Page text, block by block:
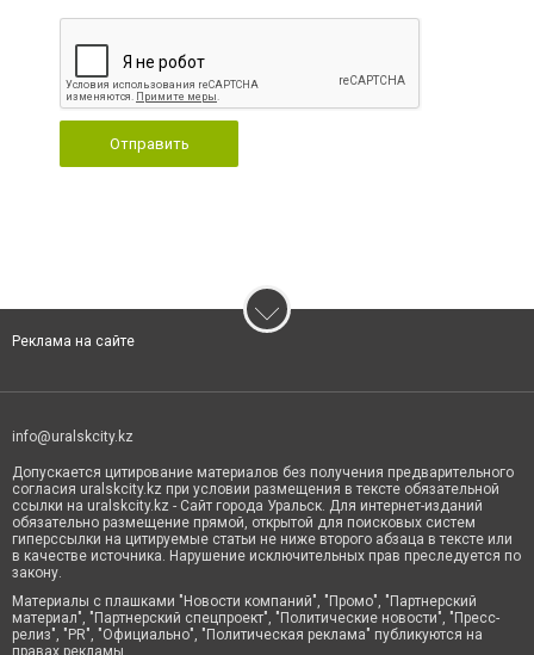
Отправить
Реклама на сайте
info@uralskcity.kz
Допускается цитирование материалов без получения предварительного
согласия uralskcity.kz при условии размещения в тексте обязательной
ссылки на uralskcity.kz - Сайт города Уральск. Для интернет-изданий
обязательно размещение прямой, открытой для поисковых систем
гиперссылки на цитируемые статьи не ниже второго абзаца в тексте или
в качестве источника. Нарушение исключительных прав преследуется по
закону.
Материалы с плашками "Новости компаний", "Промо", "Партнерский
материал", "Партнерский спецпроект", "Политические новости", "Пресс-
релиз", "PR", "Официально", "Политическая реклама" публикуются на
правах рекламы.